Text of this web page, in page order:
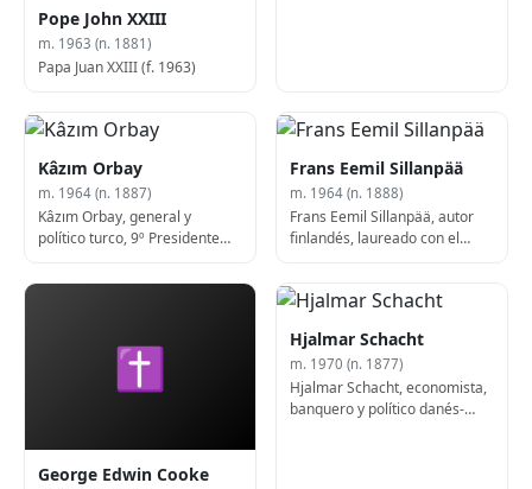
Pope John XXIII
m. 1963 (n. 1881)
Papa Juan XXIII (f. 1963)
Kâzım Orbay
m. 1964 (n. 1887)
Kâzım Orbay, general y
político turco, 9º Presidente
Frans Eemil Sillanpää
m. 1964 (n. 1888)
Frans Eemil Sillanpää, autor
finlandés, laureado con el
✝
George Edwin Cooke
Hjalmar Schacht
m. 1970 (n. 1877)
Hjalmar Schacht, economista,
banquero y político danés-